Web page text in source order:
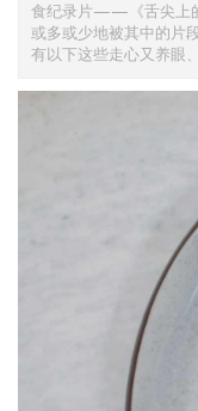
食纪录片——《舌尖上
或多或少地被其中的片
有以下这些走心又养眼、